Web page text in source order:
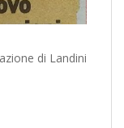
di Landini